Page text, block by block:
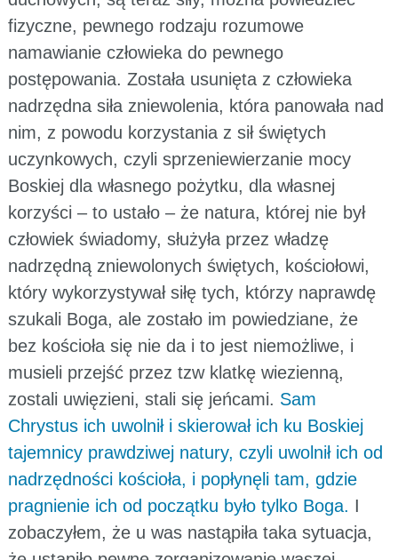
fizyczne, pewnego rodzaju rozumowe
namawianie człowieka do pewnego
postępowania. Została usunięta z człowieka
nadrzędna siła zniewolenia, która panowała nad
nim, z powodu korzystania z sił świętych
uczynkowych, czyli sprzeniewierzanie mocy
Boskiej dla własnego pożytku, dla własnej
korzyści – to ustało – że natura, której nie był
człowiek świadomy, służyła przez władzę
nadrzędną zniewolonych świętych, kościołowi,
który wykorzystywał siłę tych, którzy naprawdę
szukali Boga, ale zostało im powiedziane, że
bez kościoła się nie da i to jest niemożliwe, i
musieli przejść przez tzw klatkę wiezienną,
zostali uwięzieni, stali się jeńcami. Sam
Chrystus ich uwolnił i skierował ich ku Boskiej
tajemnicy prawdziwej natury, czyli uwolnił ich od
nadrzędności kościoła, i popłynęli tam, gdzie
pragnienie ich od początku było tylko Boga. I
zobaczyłem, że u was nastąpiła taka sytuacja,